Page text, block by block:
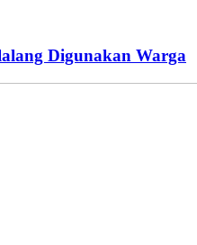
Digunakan Warga